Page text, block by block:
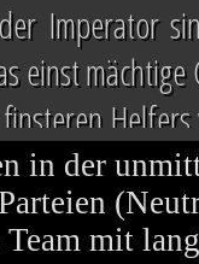
Imperator
einst
Welten,
in der
mit